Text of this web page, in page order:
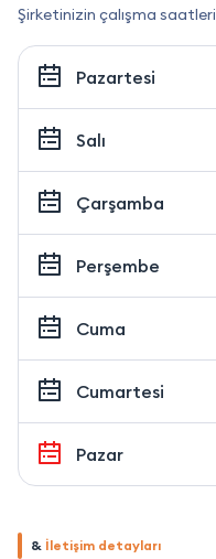
Şirketinizin çalışma saatleri
Pazartesi
Salı
Çarşamba
Perşembe
Cuma
Cumartesi
Pazar
& İletişim detayları